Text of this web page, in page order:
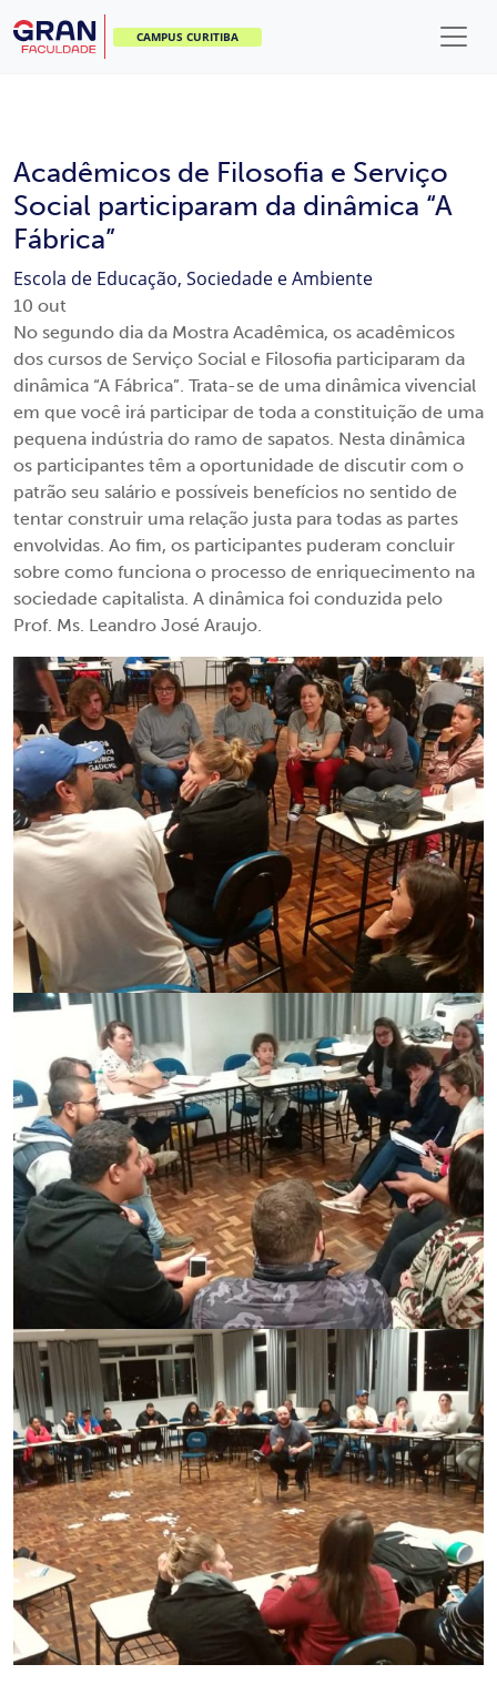
CAMPUS CURITIBA
Acadêmicos de Filosofia e Serviço
Social participaram da dinâmica “A
Fábrica”
Escola de Educação, Sociedade e Ambiente
10 out
No segundo dia da Mostra Acadêmica, os acadêmicos
dos cursos de Serviço Social e Filosofia participaram da
dinâmica “A Fábrica”. Trata-se de uma dinâmica vivencial
em que você irá participar de toda a constituição de uma
pequena indústria do ramo de sapatos. Nesta dinâmica
os participantes têm a oportunidade de discutir com o
patrão seu salário e possíveis benefícios no sentido de
tentar construir uma relação justa para todas as partes
envolvidas. Ao fim, os participantes puderam concluir
sobre como funciona o processo de enriquecimento na
sociedade capitalista. A dinâmica foi conduzida pelo
Prof. Ms. Leandro José Araujo.